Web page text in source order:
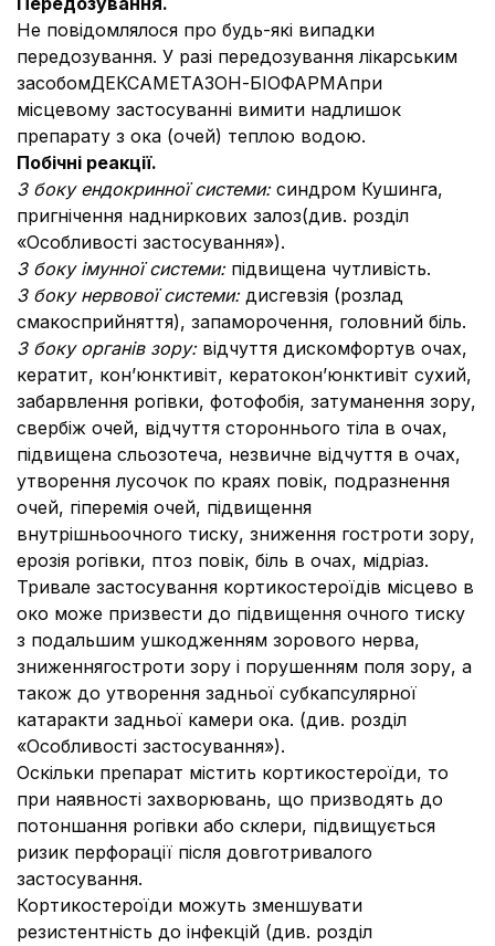
Не повідомлялося про будь-які випадки
передозування. У разі передозування лікарським
засобомДЕКСАМЕТАЗОН-БІОФАРМАпри
місцевому застосуванні вимити надлишок
препарату з ока (очей) теплою водою.
Побічні реакції.
З бокуендокринної системи: синдром Кушинга,
пригнічення надниркових залоз(див. розділ
«Особливості застосування»).
З боку імунної системи: підвищена чутливість.
З боку нервової системи: дисгевзія (розлад
смакосприйняття), запаморочення, головний біль.
З боку органів зору: відчуття дискомфортув очах,
кератит, кон’юнктивіт, кератокон’юнктивіт сухий,
забарвлення рогівки, фотофобія, затуманення зору,
свербіж очей, відчуття стороннього тіла в очах,
підвищена сльозотеча, незвичне відчуття в очах,
утворення лусочок по краях повік, подразнення
очей, гіперемія очей, підвищення
внутрішньоочного тиску, зниження гостроти зору,
ерозія рогівки, птоз повік, біль в очах, мідріаз.
Тривале застосування кортикостероїдів місцево в
око може призвести до підвищення очного тиску
з подальшим ушкодженням зорового нерва,
зниженнягостроти зору і порушенням поля зору, а
також до утворення задньої субкапсулярної
катаракти задньої камери ока. (див. розділ
«Особливості застосування»).
Оскільки препарат містить кортикостероїди, то
при наявності захворювань, що призводять до
потоншання рогівки або склери, підвищується
ризик перфорації після довготривалого
застосування.
Кортикостероїди можуть зменшувати
резистентність до інфекцій (див. розділ